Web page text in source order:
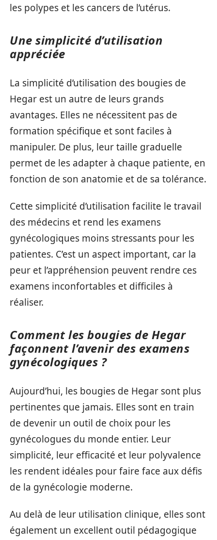
les polypes et les cancers de l’utérus.
Une simplicité d’utilisation
appréciée
La simplicité d’utilisation des bougies de
Hegar est un autre de leurs grands
avantages. Elles ne nécessitent pas de
formation spécifique et sont faciles à
manipuler. De plus, leur taille graduelle
permet de les adapter à chaque patiente, en
fonction de son anatomie et de sa tolérance.
Cette simplicité d’utilisation facilite le travail
des médecins et rend les examens
gynécologiques moins stressants pour les
patientes. C’est un aspect important, car la
peur et l’appréhension peuvent rendre ces
examens inconfortables et difficiles à
réaliser.
Comment les bougies de Hegar
façonnent l’avenir des examens
gynécologiques ?
Aujourd’hui, les bougies de Hegar sont plus
pertinentes que jamais. Elles sont en train
de devenir un outil de choix pour les
gynécologues du monde entier. Leur
simplicité, leur efficacité et leur polyvalence
les rendent idéales pour faire face aux défis
de la gynécologie moderne.
Au delà de leur utilisation clinique, elles sont
également un excellent outil pédagogique